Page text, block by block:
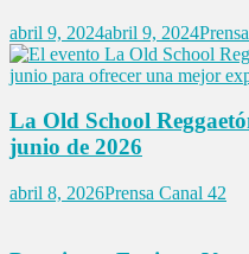
abril 9, 2024abril 9, 2024
La Old School
junio de 2026
abril 8, 2026Prensa Canal 42